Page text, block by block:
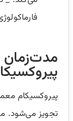
پیروکسیکام
تجویز می‌شود.